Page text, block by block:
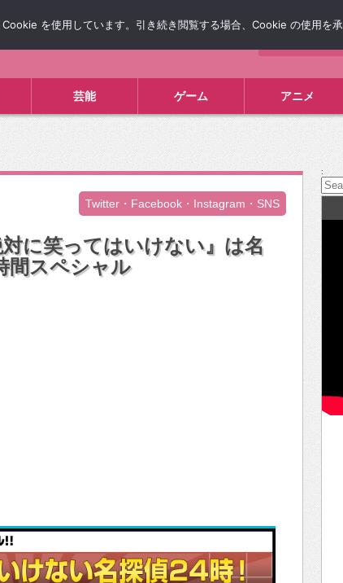
芸能 ゲーム アニメ
Twitter・Facebook・Instagram・SNS
に笑ってはいけない』は名
間スペシャル
:
を使用しています。引き続き閲覧する場合、Cookie の使用を承